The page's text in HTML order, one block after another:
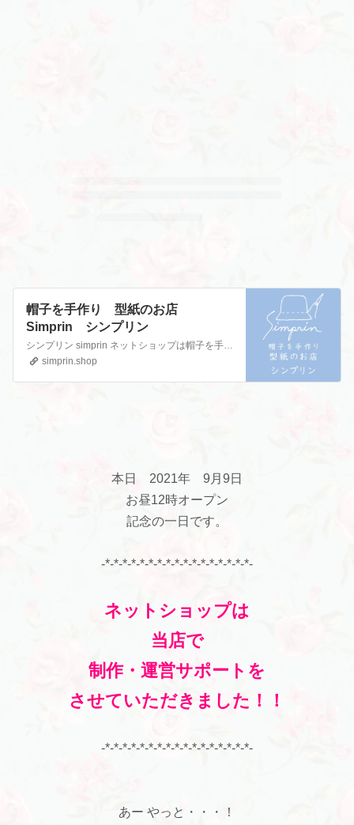
帽子を手作り 型紙のお店
Simprin シンプリン
シンプリン simprin ネットショップは帽子を手作りできる型紙を販売。PDFダウンロード型紙、動画付き、キットも。ハンドメイド初心者から本格的帽子まで子供用や親子お揃い、大人の女性の簡単おしゃれでかわいい手作り帽子のパターン販売。ベレー帽,キャスケット,クロッシェ,レディース,ユニセックス。オンラインレッスンや教室も。帽子作りに必要な道具や材料、帽子の種…
simprin.shop
本日 2021年 9月9日
お昼12時オープン
記念の一日です。
-*-*-*-*-*-*-*-*-*-*-*-*-*-*-*-*-*-
ネットショップは
当店で
制作・運営サポートを
させていただきました！！
-*-*-*-*-*-*-*-*-*-*-*-*-*-*-*-*-*-
あー やっと・・・！